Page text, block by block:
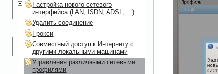
Настройка нового сетевого
интерфейса (LAN, ISDN, ADSL, ...)
Удалить соединение
Прокси
Совместный доступ к Интернету с
другими локальными машинами
Управления различными сетевыми
профилями